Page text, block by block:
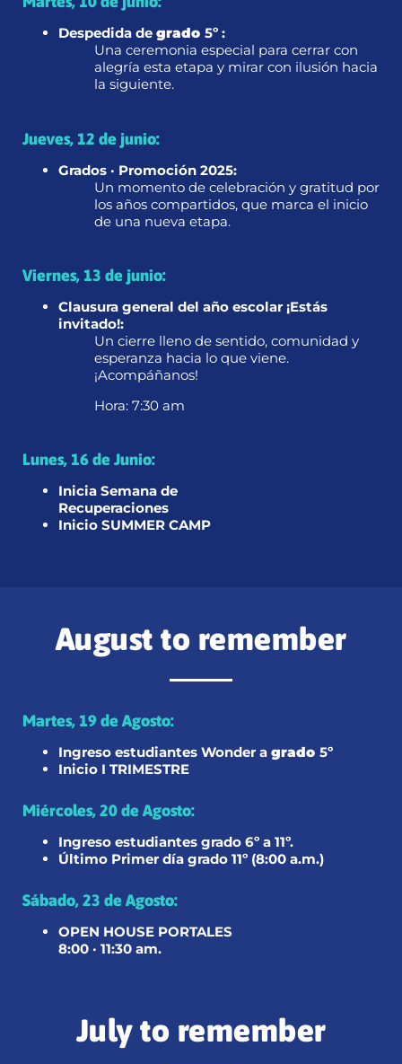
Despedida de grado 5º :
Una ceremonia especial para cerrar con
alegría esta etapa y mirar con ilusión hacia
la siguiente.
Jueves, 12 de junio:
Grados · Promoción 2025:
Un momento de celebración y gratitud por
los años compartidos, que marca el inicio
de una nueva etapa.
Viernes, 13 de junio:
Clausura general del año escolar ¡Estás
invitado!:
Un cierre lleno de sentido, comunidad y
esperanza hacia lo que viene.
¡Acompáñanos!
Hora: 7:30 am
Lunes, 16 de Junio:
Inicia Semana de
Recuperaciones
Inicio SUMMER CAMP
July to remember
August to remember
Martes, 19 de Agosto:
Ingreso estudiantes Wonder a grado 5º
Inicio I TRIMESTRE
Miércoles, 20 de Agosto:
Ingreso estudiantes grado 6º a 11º.
Último Primer día grado 11º (8:00 a.m.)
Sábado, 23 de Agosto:
OPEN HOUSE PORTALES
8:00 · 11:30 am.